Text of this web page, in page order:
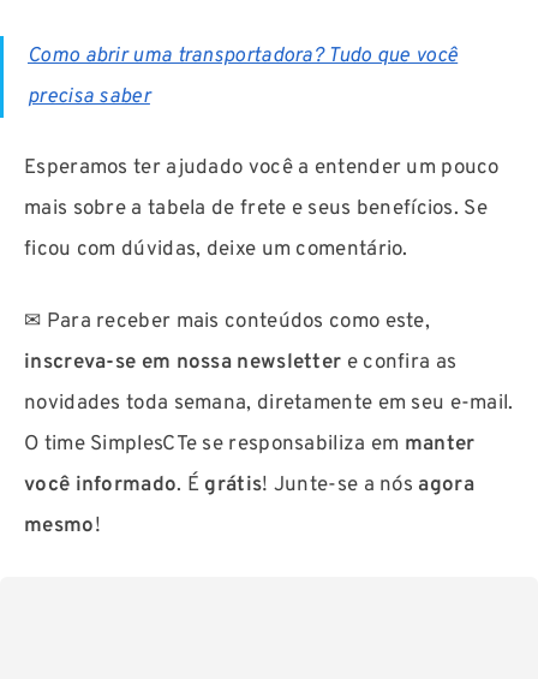
Como abrir uma transportadora? Tudo que você
precisa saber
Esperamos ter ajudado você a entender um pouco
mais sobre a tabela de frete e seus benefícios. Se
ficou com dúvidas, deixe um comentário.
✉ Para receber mais conteúdos como este,
inscreva-se em nossa newsletter e confira as
novidades toda semana, diretamente em seu e-mail.
O time SimplesCTe se responsabiliza em manter
você informado. É grátis! Junte-se a nós agora
mesmo!